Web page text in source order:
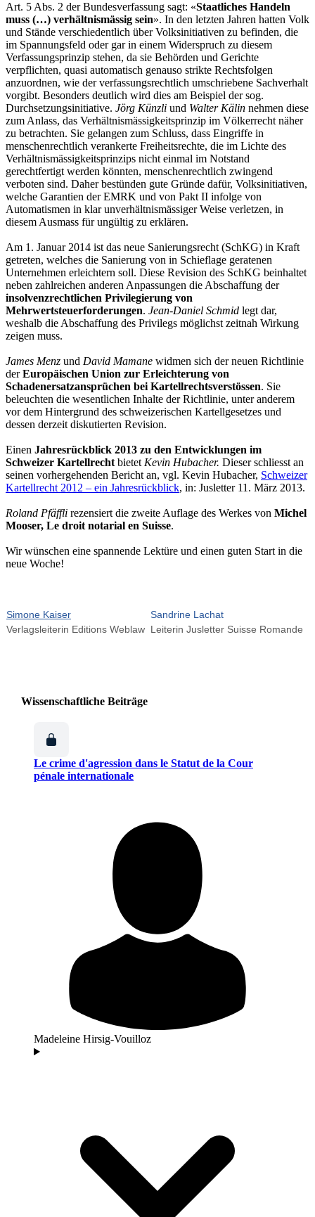
Art. 5 Abs. 2 der Bundesverfassung sagt: «Staatliches Handeln
muss (…) verhältnismässig sein». In den letzten Jahren hatten Volk
und Stände verschiedentlich über Volksinitiativen zu befinden, die
im Spannungsfeld oder gar in einem Widerspruch zu diesem
Verfassungsprinzip stehen, da sie Behörden und Gerichte
verpflichten, quasi automatisch genauso strikte Rechtsfolgen
anzuordnen, wie der verfassungsrechtlich umschriebene Sachverhalt
vorgibt. Besonders deutlich wird dies am Beispiel der sog.
Durchsetzungsinitiative. Jörg Künzli und Walter Kälin nehmen diese
zum Anlass, das Verhältnismässigkeitsprinzip im Völkerrecht näher
zu betrachten. Sie gelangen zum Schluss, dass Eingriffe in
menschenrechtlich verankerte Freiheitsrechte, die im Lichte des
Verhältnismässigkeitsprinzips nicht einmal im Notstand
gerechtfertigt werden könnten, menschenrechtlich zwingend
verboten sind. Daher bestünden gute Gründe dafür, Volksinitiativen,
welche Garantien der EMRK und von Pakt II infolge von
Automatismen in klar unverhältnismässiger Weise verletzen, in
diesem Ausmass für ungültig zu erklären.
Am 1. Januar 2014 ist das neue Sanierungsrecht (SchKG) in Kraft
getreten, welches die Sanierung von in Schieflage geratenen
Unternehmen erleichtern soll. Diese Revision des SchKG beinhaltet
neben zahlreichen anderen Anpassungen die Abschaffung der
insolvenzrechtlichen Privilegierung von
Mehrwertsteuerforderungen. Jean-Daniel Schmid legt dar,
weshalb die Abschaffung des Privilegs möglichst zeitnah Wirkung
zeigen muss.
James Menz und David Mamane widmen sich der neuen Richtlinie
derEuropäischen Union zur Erleichterung von
Schadenersatzansprüchen bei Kartellrechtsverstössen. Sie
beleuchten die wesentlichen Inhalte der Richtlinie, unter anderem
vor dem Hintergrund des schweizerischen Kartellgesetzes und
dessen derzeit diskutierten Revision.
Einen Jahresrückblick 2013 zu den Entwicklungen im
Schweizer Kartellrecht bietet Kevin Hubacher. Dieser schliesst an
seinen vorhergehenden Bericht an, vgl. Kevin Hubacher, Schweizer
Kartellrecht 2012 – ein Jahresrückblick, in: Jusletter 11. März 2013.
Roland Pfäffli rezensiert die zweite Auflage des Werkes von Michel
Mooser, Le droit notarial en Suisse.
Wir wünschen eine spannende Lektüre und einen guten Start in die
neue Woche!
Simone Kaiser
Verlagsleiterin Editions Weblaw
Sandrine Lachat
Leiterin Jusletter Suisse Romande
Wissenschaftliche Beiträge
Le crime d'agression dans le Statut de la Cour
pénale internationale
Madeleine Hirsig-Vouilloz